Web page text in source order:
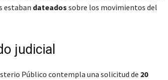
estaban dateados sobre los movimientos del
judicial
Público contempla una solicitud de 20